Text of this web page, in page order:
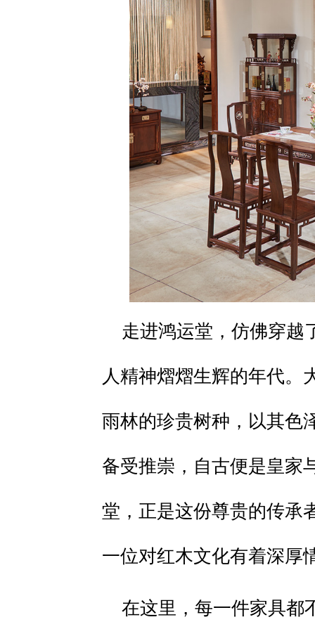
走进鸿运堂，仿佛穿越
人精神熠熠生辉的年代。
雨林的珍贵树种，以其色
备受推崇，自古便是皇家
堂，正是这份尊贵的传承
一位对红木文化有着深厚
在这里，每一件家具都